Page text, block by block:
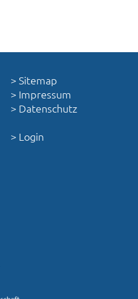
> Sitemap
> Impressum
> Datenschutz
> Login